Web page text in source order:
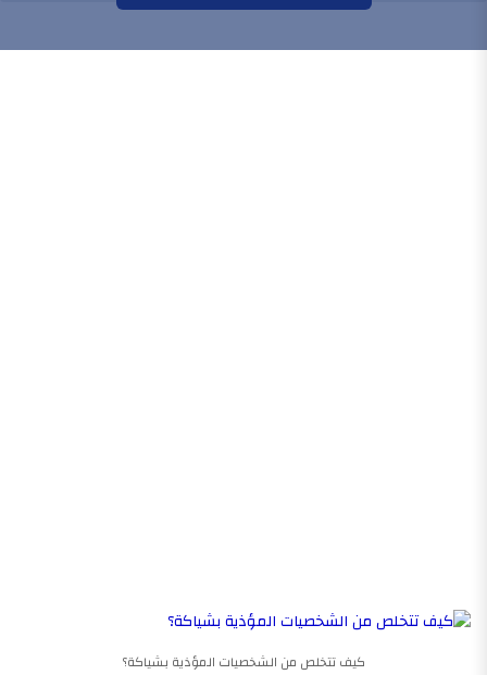
كيف تتخلص من الشخصيات المؤذية بشياكة؟